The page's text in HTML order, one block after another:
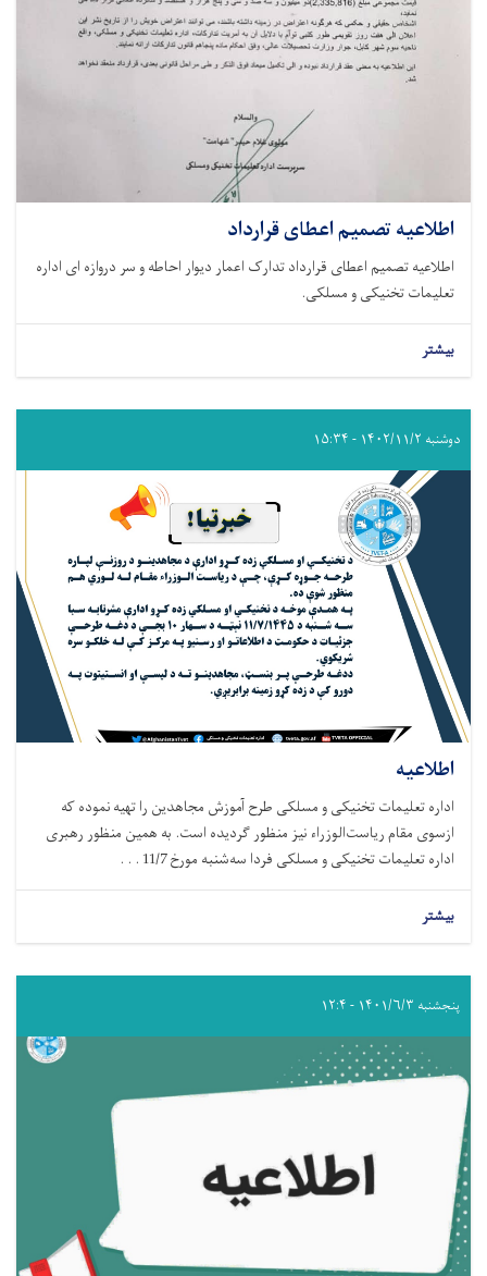
اطلاعیه تصمیم اعطای قرارداد
اطلاعیه تصمیم اعطای قرارداد تدارک اعمار دیوار احاطه و سر دروازه ای اداره
تعلیمات تخنیکی و مسلکی.
بیشتر
دوشنبه ۱۴۰۲/۱۱/۲ - ۱۵:۳۴
اطلاعیه
اداره تعلیمات تخنیکی و مسلکی طرح آموزش مجاهدین را تهیه نموده که
ازسوی مقام ریاست‌الوزراء نیز منظور گردیده است. به همین منظور رهبری
اداره تعلیمات تخنیکی و مسلکی فردا سه‌شنبه مورخ 11/7 . . .
بیشتر
پنجشنبه ۱۴۰۱/۶/۳ - ۱۲:۴